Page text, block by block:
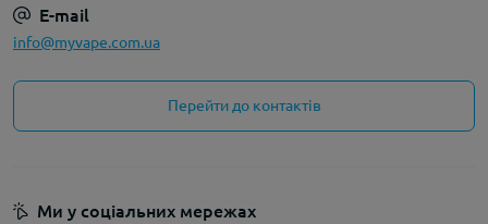
E-mail
info@myvape.com.ua
Перейти до контактів
Ми у соціальних мережах